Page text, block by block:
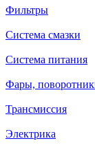
Фильтры
Система смазки
Система питания
Фары,
Трансмиссия
Электрика